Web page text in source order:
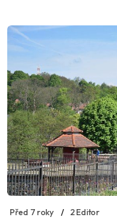
Před 7 roky 2 Editor